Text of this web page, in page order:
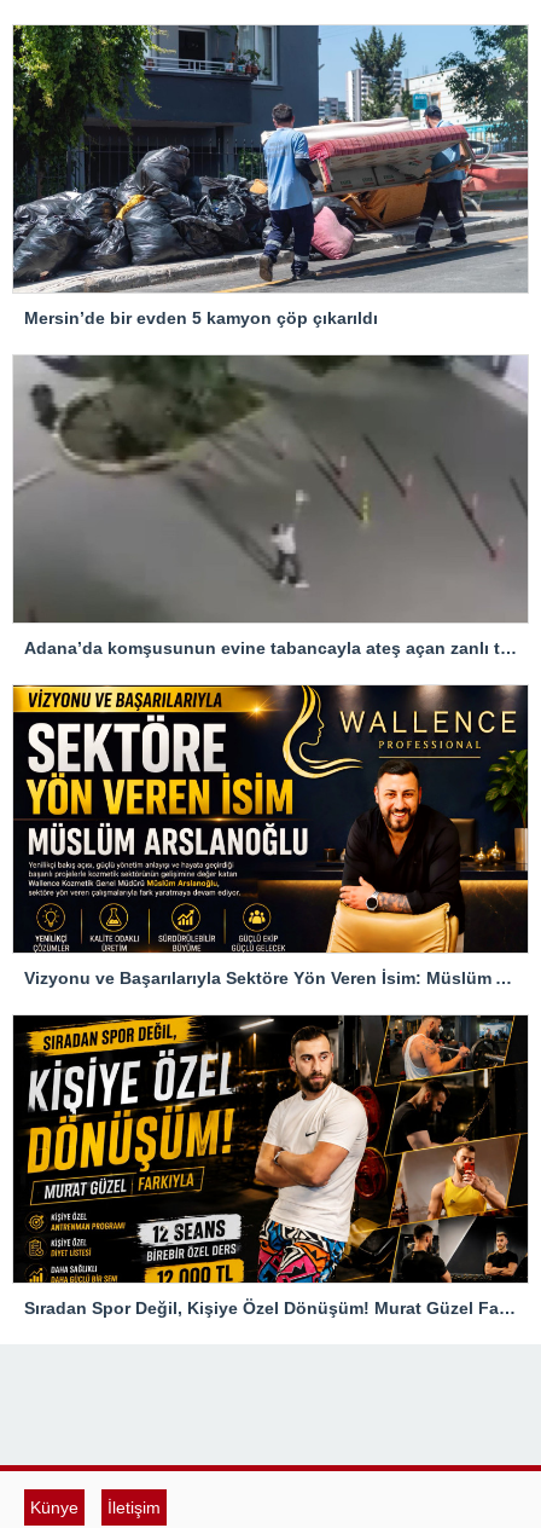
Mersin’de bir evden 5 kamyon çöp çıkarıldı
Adana’da komşusunun evine tabancayla ateş açan zanlı tutuklandı
Vizyonu ve Başarılarıyla Sektöre Yön Veren İsim: Müslüm Arslanoğlu
Sıradan Spor Değil, Kişiye Özel Dönüşüm! Murat Güzel Farkıyla
Künye İletişim